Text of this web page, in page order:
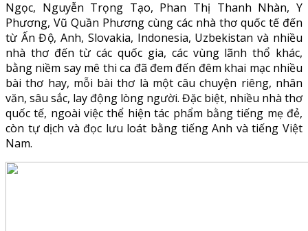
Ngọc, Nguyễn Trọng Tạo, Phan Thị Thanh Nhàn, Y
Phương, Vũ Quần Phương cùng các nhà thơ quốc tế đến
từ Ấn Độ, Anh, Slovakia, Indonesia, Uzbekistan và nhiều
nhà thơ đến từ các quốc gia, các vùng lãnh thổ khác,
bằng niềm say mê thi ca đã đem đến đêm khai mạc nhiều
bài thơ hay, mỗi bài thơ là một câu chuyện riêng, nhân
văn, sâu sắc, lay động lòng người. Đặc biệt, nhiều nhà thơ
quốc tế, ngoài việc thể hiện tác phẩm bằng tiếng mẹ đẻ,
còn tự dịch và đọc lưu loát bằng tiếng Anh và tiếng Việt
Nam.